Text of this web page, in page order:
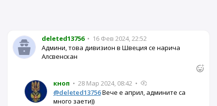
deleted13756 • 16 Фев 2024, 22:52
Админи, това дивизион в Швеция се нарича
Алсвенскан
кноп • 28 Мар 2024, 08:42 •
@deleted13756Вече е април, админите са
много заети))